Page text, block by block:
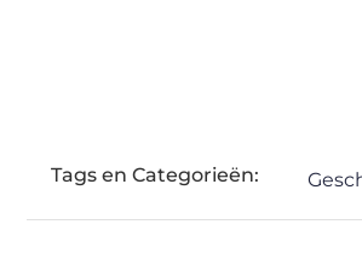
Tags en Categorieën: